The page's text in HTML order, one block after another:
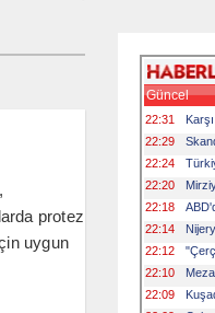
protez
uygun